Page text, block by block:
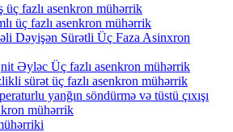
üç fazlı asenkron mühərrik
üç fazlı asenkron mühərrik
Dəyişən Sürətli Üç Faza Asinxron
Əyləc Üç fazlı asenkron mühərrik
sürət üç fazlı asenkron mühərrik
yanğın söndürmə və tüstü çıxışı
mühərrik